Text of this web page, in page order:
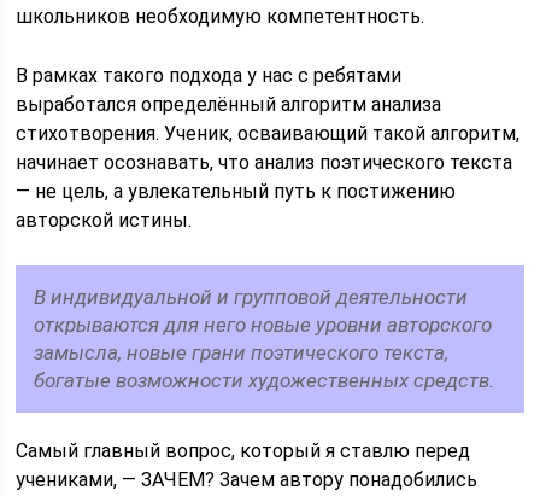
школьников необходимую компетентность.
В рамках такого подхода у нас с ребятами
выработался определённый алгоритм анализа
стихотворения. Ученик, осваивающий такой алгоритм,
начинает осознавать, что анализ поэтического текста
— не цель, а увлекательный путь к постижению
авторской истины.
В индивидуальной и групповой деятельности
открываются для него новые уровни авторского
замысла, новые грани поэтического текста,
богатые возможности художественных средств.
Самый главный вопрос, который я ставлю перед
учениками, — ЗАЧЕМ? Зачем автору понадобились